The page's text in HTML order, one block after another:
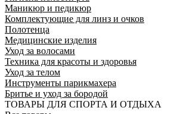
Маникюр и педикюр
Комплектующие для линз и очков
Полотенца
Медицинские изделия
Уход за волосами
Техника для красоты и здоровья
Уход за телом
Инструменты парикмахера
Бритье и уход за бородой
ТОВАРЫ ДЛЯ СПОРТА И ОТДЫХА